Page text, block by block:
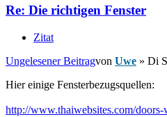
Re: Die richtigen Fenster
Zitat
Ungelesener Beitragvon Uwe » Di
Hier einige Fensterbezugsquellen:
http://www.thaiwebsites.com/doors-